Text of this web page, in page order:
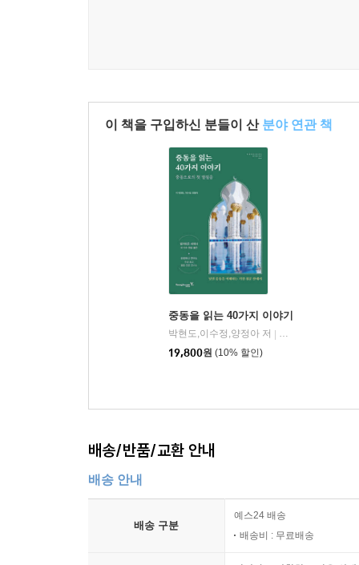
트럼프의 귀환은 그동안 누적되어온 국제질서
균열 속에서 한반도는 다시 한번 전략적 선택의
어떻게 대응할 것인지 근본적으로 성찰할 것을 요
저자는 이 책에서 트럼프 행정부 2.0의 등장을
기존의 안보구도가 강제해온 질서를 흔들고 전
전환할 수 있는 전략적 상상력일 것이다. 군사력
평화체제로 이행해가는 장기적 구상이 우리에게
이 책을 구입하신 분들이 산 분야 연관 책
중동을 읽는 40가지 이야기
박현도,이수정,양정아 저
영진닷컴
19,800원 (10% 할인)
배송/반품/교환 안내
배송 안내
배송 구분
예스24 배송
배송비 : 무료배송